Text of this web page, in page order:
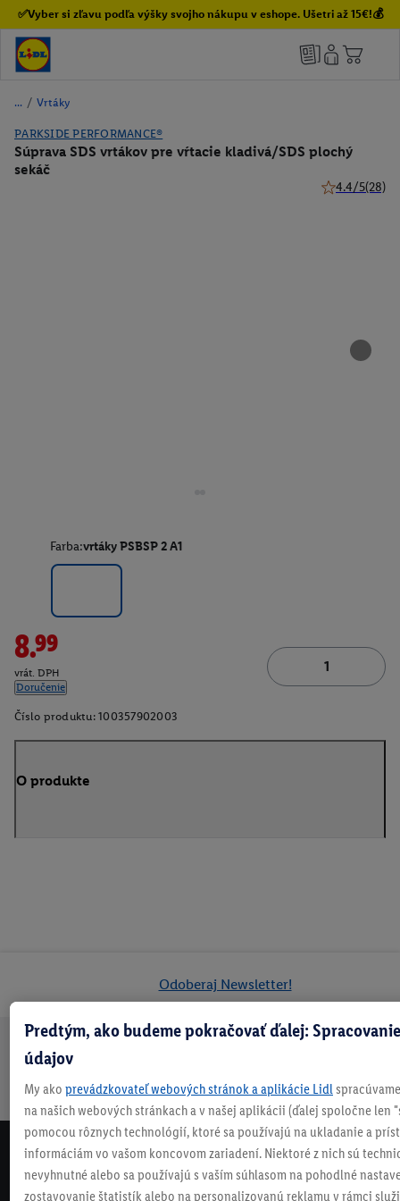
✅Vyber si zľavu podľa výšky svojho nákupu v eshope. Ušetri až 15€!💰
/ Vrtáky
PARKSIDE PERFORMANCE®
Súprava SDS vrtákov pre vŕtacie kladivá/SDS plochý
sekáč
4.4/5(28)
Farba:vrtáky PSBSP 2 A1
8.99
vrát. DPH
Doručenie
Číslo produktu: 100357902003
O produkte
Odoberaj Newsletter!
Doprava
nad 70 €¹
niečo nové
NEWSLETTER
NEZMEŠKAJ NAŠE AKCIE!
Predtým, ako budeme pokračovať ďalej:
údajov
My ako prevádzkovateľ webových stránok a aplikácie Lidl
na našich webových stránkach a v našej aplikácii (ďalej spoločne len
pomocou rôznych technológií, ktoré sa používajú na ukladanie a
informáciám vo vašom koncovom zariadení. Niektoré z nich sú
nevyhnutné alebo sa používajú s vaším súhlasom na pohodlné
zostavovanie štatistík alebo na personalizovanú reklamu v rámci